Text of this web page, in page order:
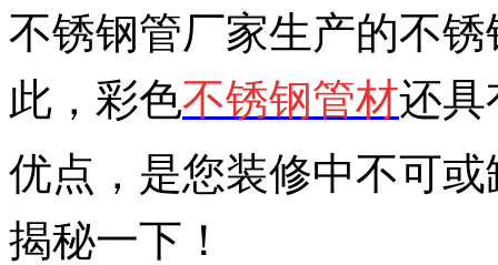
不锈钢管厂家生产的不
此， 彩色不锈钢管材还具
优点，是您装修中不可
揭秘一下！